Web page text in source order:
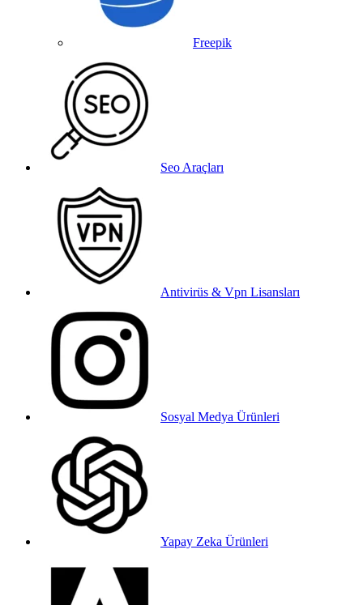
Freepik
Seo Araçları
Antivirüs & Vpn Lisansları
Sosyal Medya Ürünleri
Yapay Zeka Ürünleri